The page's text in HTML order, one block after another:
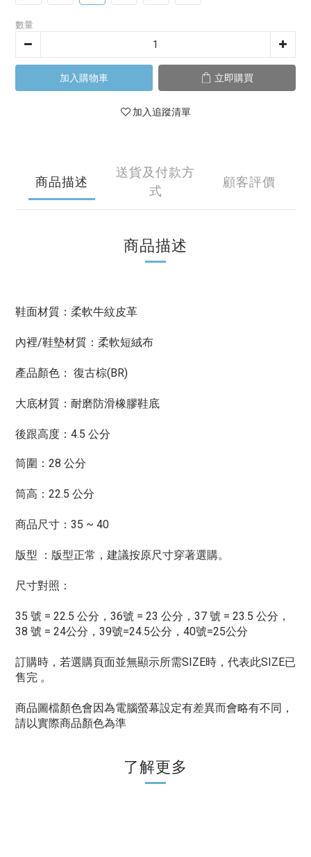
數量
加入購物車 立即購買
加入追蹤清單
商品描述
送貨及付款方
式
顧客評價
商品描述
鞋面材質：柔軟牛紋皮革
內裡/鞋墊材質：柔軟短絨布
產品顏色： 復古棕(BR)
大底材質：耐磨防滑橡膠鞋底
後跟高度：4.5 公分
筒圍：28 公分
筒高：22.5 公分
商品尺寸：35 ~ 40
版型 ：版型正常，建議按原尺寸穿著選購。
尺寸對照：
35 號 = 22.5 公分，36號 = 23 公分，37 號 = 23.5 公分，
38 號 = 24公分，39號=24.5公分，40號=25公分
訂購時，若選購頁面並無顯示所需SIZE時，代表此SIZE已
售完 。
商品圖檔顏色會因為電腦螢幕設定有差異而會略有不同，
請以實際商品顏色為準
了解更多